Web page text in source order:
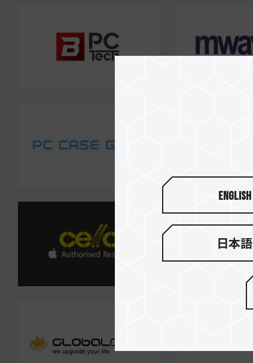
English
日本語